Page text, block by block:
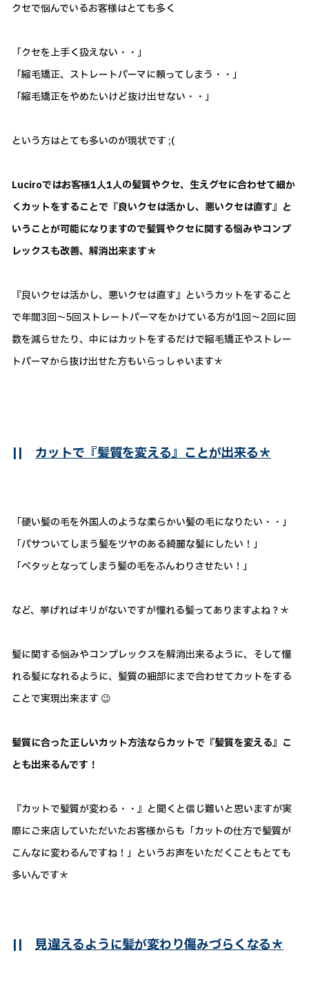
クセで悩んでいるお客様はとても多く
「クセを上手く扱えない・・」
「縮毛矯正、ストレートパーマに頼ってしまう・・」
「縮毛矯正をやめたいけど抜け出せない・・」
という方はとても多いのが現状です ;(
Luciroではお客様1人1人の髪質やクセ、生えグセに合わせて細か
くカットをすることで『良いクセは活かし、悪いクセは直す』と
いうことが可能になりますので髪質やクセに関する悩みやコンプ
レックスも改善、解消出来ます＊
『良いクセは活かし、悪いクセは直す』というカットをすること
で年間3回～5回ストレートパーマをかけている方が1回～2回に回
数を減らせたり、中にはカットをするだけで縮毛矯正やストレー
トパーマから抜け出せた方もいらっしゃいます＊
|| カットで『髪質を変える』ことが出来る＊
「硬い髪の毛を外国人のような柔らかい髪の毛になりたい・・」
「パサついてしまう髪をツヤのある綺麗な髪にしたい！」
「ペタッとなってしまう髪の毛をふんわりさせたい！」
など、挙げればキリがないですが憧れる髪ってありますよね？＊
髪に関する悩みやコンプレックスを解消出来るように、そして憧
れる髪になれるように、髪質の細部にまで合わせてカットをする
ことで実現出来ます 😉
髪質に合った正しいカット方法ならカットで『髪質を変える』こ
とも出来るんです！
『カットで髪質が変わる・・』と聞くと信じ難いと思いますが実
際にご来店していただいたお客様からも「カットの仕方で髪質が
こんなに変わるんですね！」というお声をいただくこともとても
多いんです＊
|| 見違えるように髪が変わり傷みづらくなる＊